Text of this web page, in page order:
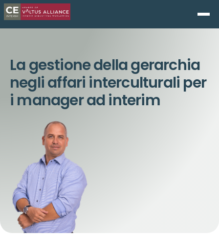
La gestione della gerarchia
negli affari interculturali per
i manager ad interim